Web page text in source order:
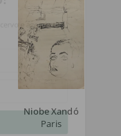
Niobe Xandó
Paris
e agenda dos